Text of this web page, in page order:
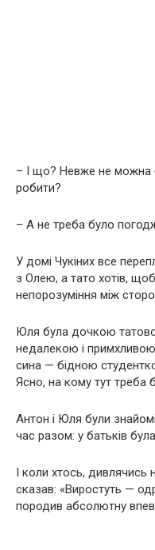
– І що? Невже не можна
робити?
– А не треба було
У домі Чукіних все
з Олею, а тато хотів,
непорозуміння між
Юля була дочкою
недалекою і
сина — бідною
Ясно, на кому тут треба
Антон і Юля були
час разом: у батьків
І коли хтось, дивлячись
сказав: «Виростуть —
породив абсолютну